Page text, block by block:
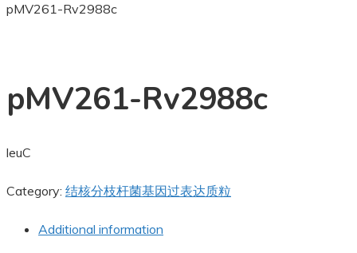
pMV261-Rv2988c
pMV261-Rv2988c
leuC
Category: 结核分枝杆菌基因过表达质粒
Additional information